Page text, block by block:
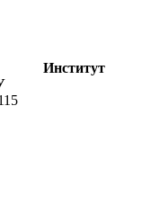
Институт